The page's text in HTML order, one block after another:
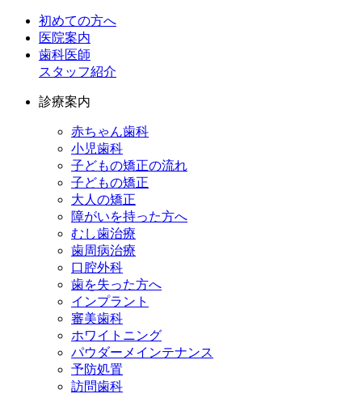
初めての方へ
医院案内
歯科医師
スタッフ紹介
診療案内
赤ちゃん歯科
小児歯科
子どもの矯正の流れ
子どもの矯正
大人の矯正
障がいを持った方へ
むし歯治療
歯周病治療
口腔外科
歯を失った方へ
インプラント
審美歯科
ホワイトニング
パウダーメインテナンス
予防処置
訪問歯科